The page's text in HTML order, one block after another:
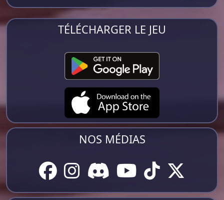
TÉLÉCHARGER LE JEU
NOS MÉDIAS